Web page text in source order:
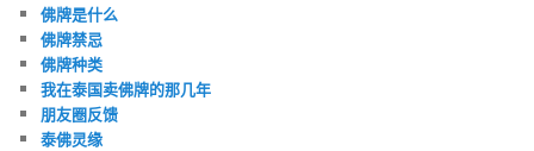
佛牌是什么
佛牌禁忌
佛牌种类
我在泰国卖佛牌的那几年
朋友圈反馈
泰佛灵缘